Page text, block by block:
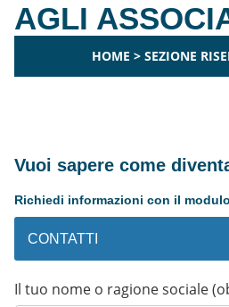
AGLI
HOME > SEZIONE
Vuoi sapere come
Richiedi informazioni con il
CONTATTI
Il tuo nome o ragione sociale